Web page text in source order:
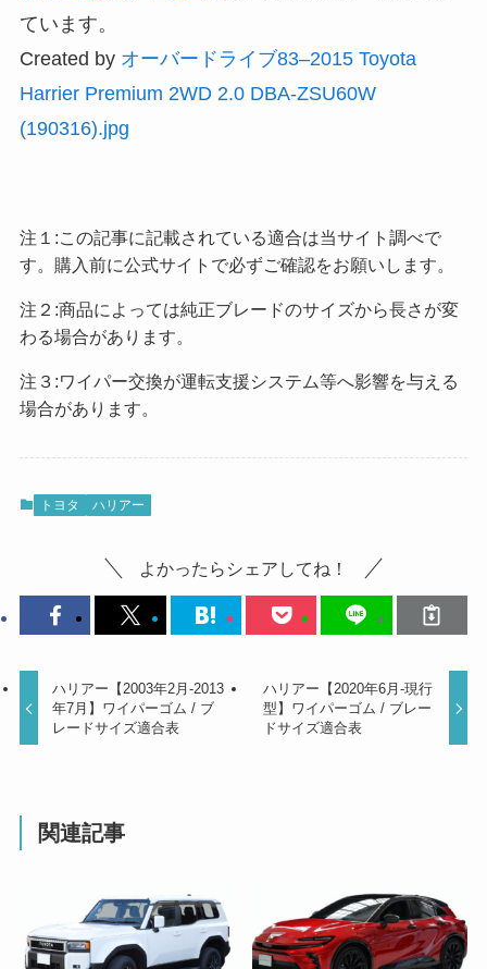
ています。
Created by オーバードライブ83–2015 Toyota
Harrier Premium 2WD 2.0 DBA-ZSU60W
(190316).jpg
注１:この記事に記載されている適合は当サイト調べで
す。購入前に公式サイトで必ずご確認をお願いします。
注２:商品によっては純正ブレードのサイズから長さが変
わる場合があります。
注３:ワイパー交換が運転支援システム等へ影響を与える
場合があります。
トヨタ ハリアー
よかったらシェアしてね！
ハリアー【2003年2月-2013
年7月】ワイパーゴム / ブ
レードサイズ適合表
ハリアー【2020年6月-現行
型】ワイパーゴム / ブレー
ドサイズ適合表
関連記事